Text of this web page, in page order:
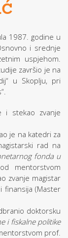
1987. godine u
i srednje
uspjehom.
završio je na
u Skoplju, pri
i stekao zvanje
je na katedri za
rad na
fonda u
mentorstvom
zvanje magistar
finansija (Master
doktorsku
i fiskalne politike
prof.